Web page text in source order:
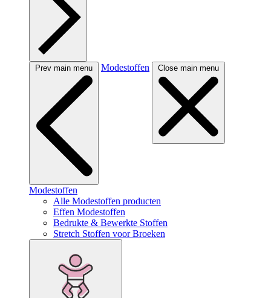
Prev main menu Modestoffen Close main menu
Modestoffen
Alle Modestoffen producten
Effen Modestoffen
Bedrukte & Bewerkte Stoffen
Stretch Stoffen voor Broeken